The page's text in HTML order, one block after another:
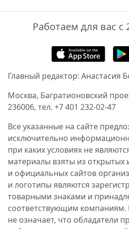
Работаем для вас с
Главный редактор: Анастасия
Москва, Багратионовский
236006, тел. +7 401 232-02-47
Все указанные на сайте
исключительно
при каких условиях не
материалы взяты из открытых
и официальных сайтов
и логотипы являются
товарными знаками и
соответствующим компаниям.
не означает, что обладатели